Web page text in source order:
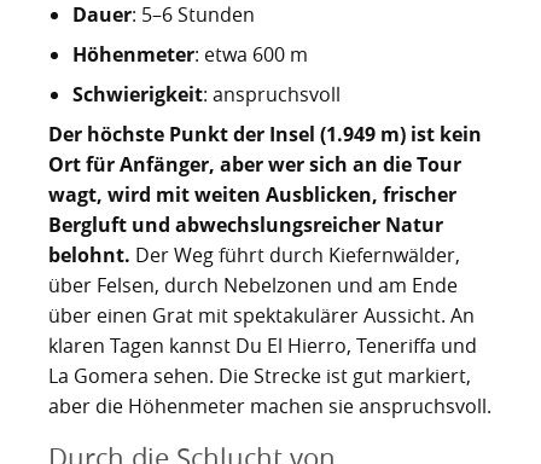
Santiago del Teide
Tacoronte
Tegueste
Dauer: 5–6 Stunden
Höhenmeter: etwa 600 m
Schwierigkeit: anspruchsvoll
Der höchste Punkt der Insel (1.949 m) ist kein
Ort für Anfänger, aber wer sich an die Tour
wagt, wird mit weiten Ausblicken, frischer
Bergluft und abwechslungsreicher Natur
belohnt. Der Weg führt durch Kiefernwälder,
über Felsen, durch Nebelzonen und am Ende
über einen Grat mit spektakulärer Aussicht. An
klaren Tagen kannst Du El Hierro, Teneriffa und
La Gomera sehen. Die Strecke ist gut markiert,
aber die Höhenmeter machen sie anspruchsvoll.